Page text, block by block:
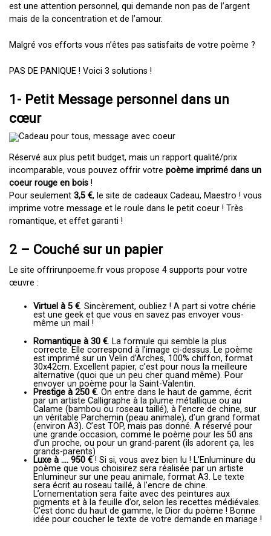
est une attention personnel, qui demande non pas de l’argent
mais de la concentration et de l’amour.
Malgré vos efforts vous n’êtes pas satisfaits de votre poème ?
PAS DE PANIQUE ! Voici 3 solutions !
1- Petit Message personnel dans un
cœur
Réservé aux plus petit budget, mais un rapport qualité/prix
incomparable, vous pouvez offrir votre poème imprimé dans un
coeur rouge en bois !
Pour seulement 3,5 €, le site de cadeaux Cadeau, Maestro ! vous
imprime votre message et le roule dans le petit coeur ! Très
romantique, et effet garanti !
2 – Couché sur un papier
Le site offrirunpoeme.fr vous propose 4 supports pour votre
œuvre :
Virtuel à 5 €. Sincèrement, oubliez ! A part si votre chérie
est une geek et que vous en savez pas envoyer vous-
même un mail !
Romantique à 30 €. La formule qui semble la plus
correcte. Elle correspond à l’image ci-dessus. Le poème
est imprimé sur un Velin d’Arches, 100% chiffon, format
30x42cm. Excellent papier, c’est pour nous la meilleure
alternative (quoi que un peu cher quand même). Pour
envoyer un poème pour la Saint-Valentin.
Prestige à 250 €. On entre dans le haut de gamme, écrit
par un artiste Calligraphe à la plume métallique ou au
Calame (bambou ou roseau taillé), à l’encre de chine, sur
un véritable Parchemin (peau animale), d’un grand format
(environ A3). C’est TOP, mais pas donné. A réservé pour
une grande occasion, comme le poème pour les 50 ans
d’un proche, ou pour un grand-parent (ils adorent ça, les
grands-parents)
Luxe à …. 950 €! Si si, vous avez bien lu ! L’Enluminure du
poème que vous choisirez sera réalisée par un artiste
Enlumineur sur une peau animale, format A3. Le texte
sera écrit au roseau taillé, à l’encre de chine.
L’ornementation sera faite avec des peintures aux
pigments et à la feuille d’or, selon les recettes médiévales.
C’est donc du haut de gamme, le Dior du poème ! Bonne
idée pour coucher le texte de votre demande en mariage !